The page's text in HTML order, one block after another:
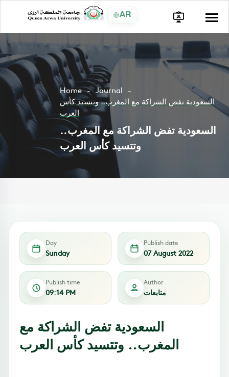
AR
Home
Journal
السعودية تفض الشراكة مع المغرب.. وتتسيد كأس
العرب
السعودية تفض الشراكة مع المغرب..
وتتسيد كأس العرب
Day
Sunday
Publish date
07 August 2022
Publish time
09:14 PM
Author
متابعات
السعودية تفض الشراكة مع
المغرب.. وتتسيد كأس العرب